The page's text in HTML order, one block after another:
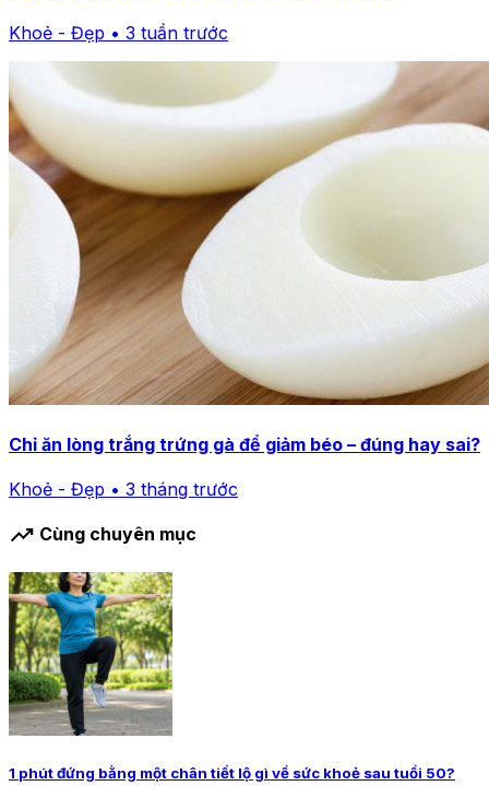
Khoẻ - Đẹp • 3 tuần trước
Chỉ ăn lòng trắng trứng gà để giảm béo – đúng hay sai?
Khoẻ - Đẹp • 3 tháng trước
trending_up Cùng chuyên mục
1 phút đứng bằng một chân tiết lộ gì về sức khoẻ sau tuổi 50?